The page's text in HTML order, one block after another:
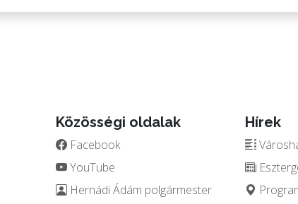
Közösségi oldalak
Facebook
YouTube
Hernádi Ádám polgármester
Hírek